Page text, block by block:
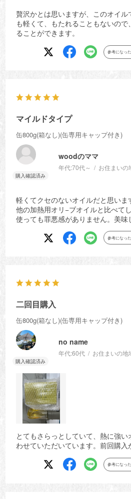
贅沢かとは思いますが、このオイル
も軽くて、もたれることもないの
ることができます。
参考になった
マイルドタイプ
缶800g(箱なし)(缶専用キャップ付き)
woodのママ
年代:70代～ お住まいの
軽くてクセのないオイルだと思いま
他の加熱用オリ−ブオイルと比べて
使っても罪悪感がありません。美味
参考になった
二回目購入
缶800g(箱なし)(缶専用キャップ付き)
no name
年代:60代 お住まいの地
とてもさらっとしていて、熱に強
わせていただいています。前回購入
参考になった